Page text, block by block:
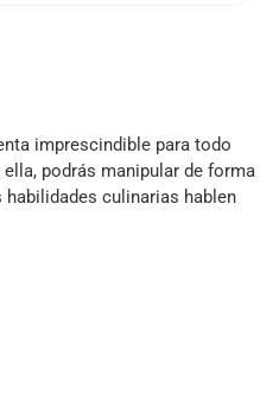
imprescindible para todo
podrás manipular de forma
habilidades culinarias hablen